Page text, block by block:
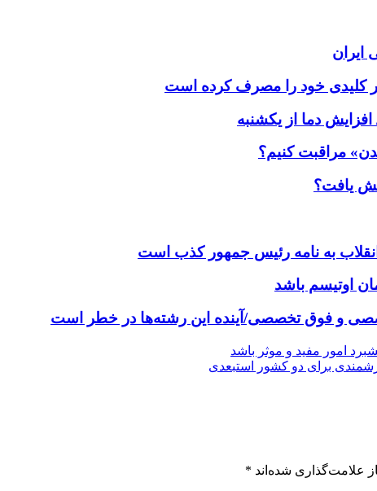
ایران
مراقبت کنیم؟
یافت؟
انقلاب به نامه رئیس جمهور کذب است
اوتیسم باشد
امور مفید و موثر باشد
بعدی
علامت‌گذاری شده‌اند *